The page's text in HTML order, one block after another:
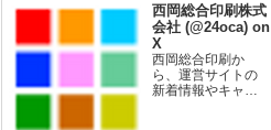
西岡総合印刷株式
会社 (@24oca) on
X
西岡総合印刷か
ら、運営サイトの
新着情報やキャン